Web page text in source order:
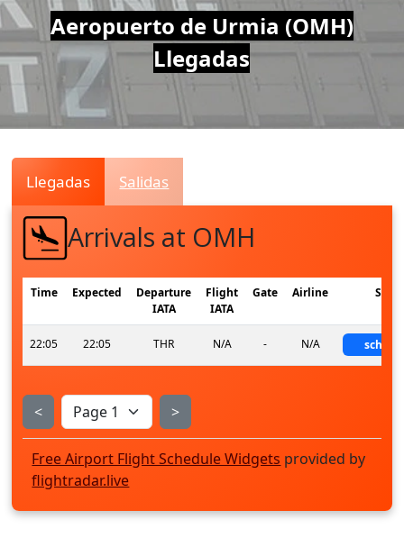
Air
Traffic
Live
Aeropuerto de Urmia (OMH)
Llegadas
Llegadas Salidas
Arrivals at OMH
Time Expected
Departure
IATA
Flight
IATA
Gate Airline
22:05 22:05 THR N/A - N/A
< >
Free Airport Flight Schedule Widgets provided by
flightradar.live